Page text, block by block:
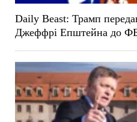
Daily Beast: Трамп
Джеффрі Епштейна до